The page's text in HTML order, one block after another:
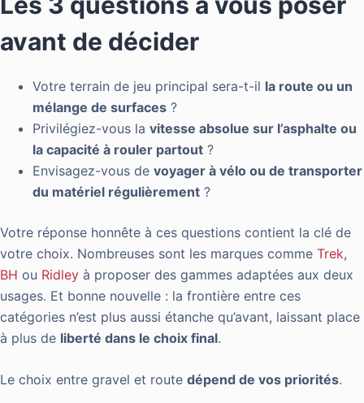
avant de décider
Votre terrain de jeu principal sera-t-il la route ou un
mélange de surfaces ?
Privilégiez-vous la vitesse absolue sur l’asphalte ou
la capacité à rouler partout ?
Envisagez-vous de voyager à vélo ou de transporter
du matériel régulièrement ?
Votre réponse honnête à ces questions contient la clé de
votre choix. Nombreuses sont les marques comme Trek,
BH ou Ridley à proposer des gammes adaptées aux deux
usages. Et bonne nouvelle : la frontière entre ces
catégories n’est plus aussi étanche qu’avant, laissant place
à plus de liberté dans le choix final.
Le choix entre gravel et route dépend de vos priorités.